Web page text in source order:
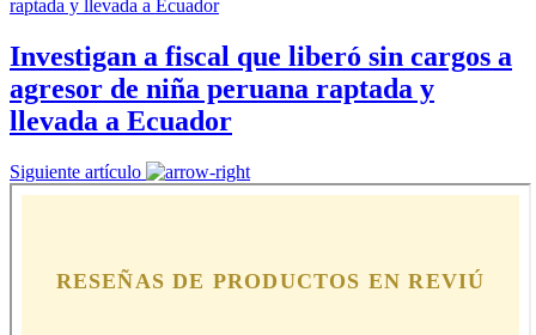
Investigan a fiscal que liberó sin cargos a
agresor de niña peruana raptada y
llevada a Ecuador
Siguiente artículo